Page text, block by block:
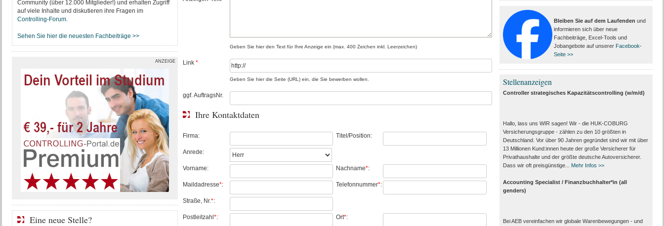
Geben Sie hier den Text für Ihre Anzeige ein (max. 400 Zeichen inkl. Leerzeichen)
Link *
Geben Sie hier die Seite (URL) ein, die Sie bewerben wollen.
ggf. AuftragsNr.
Ihre Kontaktdaten
Firma: Titel/Position:
Anrede:
Vorname: Nachname*:
Maildadresse*: Telefonnummer*:
Straße, Nr.*:
Postleitzahl*: Ort*:
Community (über 12.000 Mitglieder!) und erhalten Zugriff
auf viele Inhalte und diskutieren ihre Fragen im
Controlling-Forum.
Sehen Sie hier die neuesten Fachbeiträge >>
ANZEIGE
Eine neue Stelle?
Bleiben Sie auf dem Laufenden und
informieren sich über neue
Fachbeiträge, Excel-Tools und
Jobangebote auf unserer Facebook-
Seite >>
Stellenanzeigen
Controller strategisches Kapazitätscontrolling (w/m/d)
Hallo, lass uns WIR sagen! Wir - die HUK-COBURG
Versicherungsgruppe - zählen zu den 10 größten in
Deutschland. Vor über 90 Jahren gegründet sind wir mit über
13 Millionen Kund:innen heute der große Versicherer für
Privathaushalte und der größte deutsche Autoversicherer.
Dass wir oft preisgünstige...
Mehr Infos >>
Accounting Specialist / Finanzbuchhalter*in (all
genders)
Bei AEB vereinfachen wir globale Warenbewegungen - und